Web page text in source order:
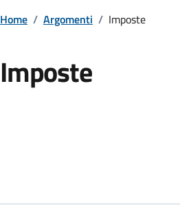
Home / Argomenti / Imposte
Imposte